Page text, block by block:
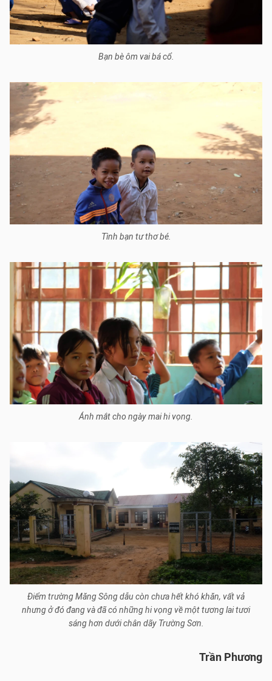
Bạn bè ôm vai bá cổ.
Tình bạn tư thơ bé.
Ánh mắt cho ngày mai hi vọng.
Điểm trường Măng Sông dẫu còn chưa hết khó khăn, vất vả
nhưng ở đó đang và đã có những hi vọng về một tương lai tươi
sáng hơn dưới chân dãy Trường Sơn.
Trần Phương